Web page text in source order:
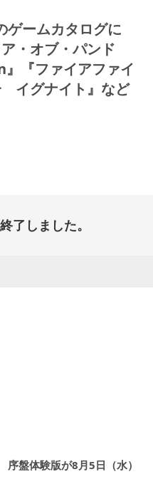
ームカタログに
・オブ・パンド
『ファイアファイ
イグナイト』など
了しました。
序盤体験版が8月5日（水）